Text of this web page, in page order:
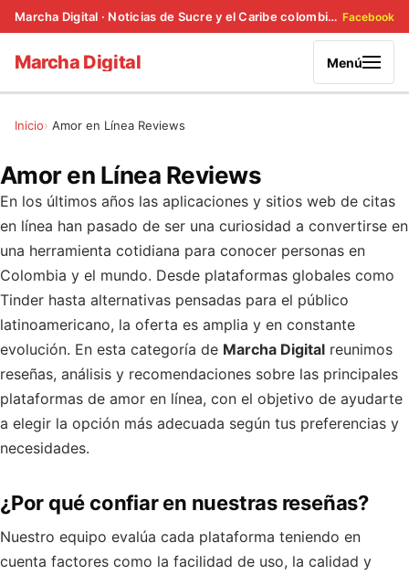
Marcha Digital · Noticias de Sucre y el Caribe colombiano Facebook
Marcha Digital Menú
Inicio Amor en Línea Reviews
Amor en Línea Reviews
En los últimos años las aplicaciones y sitios web de citas
en línea han pasado de ser una curiosidad a convertirse en
una herramienta cotidiana para conocer personas en
Colombia y el mundo. Desde plataformas globales como
Tinder hasta alternativas pensadas para el público
latinoamericano, la oferta es amplia y en constante
evolución. En esta categoría de Marcha Digital reunimos
reseñas, análisis y recomendaciones sobre las principales
plataformas de amor en línea, con el objetivo de ayudarte
a elegir la opción más adecuada según tus preferencias y
necesidades.
¿Por qué confiar en nuestras reseñas?
Nuestro equipo evalúa cada plataforma teniendo en
cuenta factores como la facilidad de uso, la calidad y